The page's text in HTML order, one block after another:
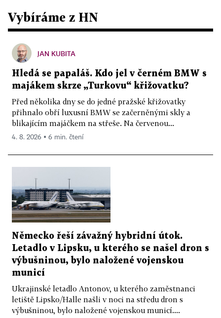
Vybíráme z HN
JAN KUBITA
Hledá se papaláš. Kdo jel v černém BMW s
majákem skrze „Turkovu“ křižovatku?
Před několika dny se do jedné pražské křižovatky
přihnalo obří luxusní BMW se začerněnými skly a
blikajícím majáčkem na střeše. Na červenou...
4. 8. 2026 ▪ 6 min. čtení
Německo řeší závažný hybridní útok.
Letadlo v Lipsku, u kterého se našel dron s
výbušninou, bylo naložené vojenskou
municí
Ukrajinské letadlo Antonov, u kterého zaměstnanci
letiště Lipsko/Halle našli v noci na středu dron s
výbušninou, bylo naložené vojenskou municí....